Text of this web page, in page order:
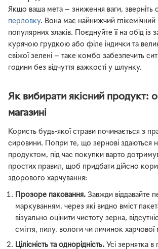
Якщо ваша мета — зниження ваги, зверніть
перловку. Вона має найнижчий глікемічний
популярних злаків. Поєднуйте її на обід із
курячою грудкою або філе індички та
свіжої зелені — таке комбо забезпечить
години без відчуття важкості у шлунку.
Як вибирати якісний продукт:
магазині
Користь будь-якої страви починається з
сировини. Попри те, що зернові здаються
продуктом, під час покупки варто
простих правил, щоб придбати дійсно
здорового харчування:
Прозоре паковання. Завжди віддавайте
маркуванням, через які видно вміст
візуально оцінити чистоту зерна,
сміття, пилу, вологи чи личинок харчової
Цілісність та однорідність. Усі зернятка в